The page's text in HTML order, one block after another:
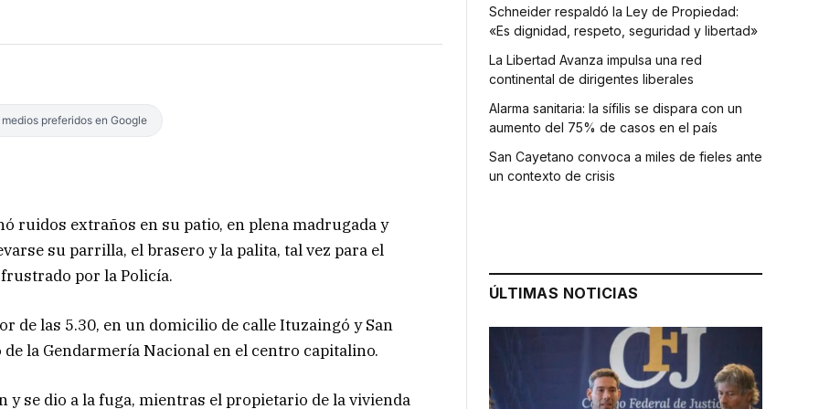
preferidos en Google
ruidos extraños en su patio, en plena madrugada y
su parrilla, el brasero y la palita, tal vez para el
por la Policía.
de las 5.30, en un domicilio de calle Ituzaingó y San
la Gendarmería Nacional en el centro capitalino.
se dio a la fuga, mientras el propietario de la vivienda
Schneider respaldó la Ley de Propiedad:
«Es dignidad, respeto, seguridad y libertad»
La Libertad Avanza impulsa una red
continental de dirigentes liberales
Alarma sanitaria: la sífilis se dispara con un
aumento del 75% de casos en el país
San Cayetano convoca a miles de fieles ante
un contexto de crisis
ÚLTIMAS NOTICIAS